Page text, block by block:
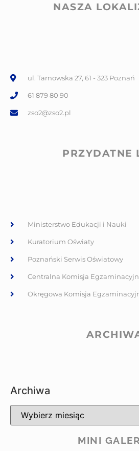
NASZA
ul. Tarnowska 27, 61 - 323 Poznań
61 879 80 90
zso2@zso2.pl
PRZYDATNE
Ministerstwo Edukacji i Nauki
Kuratorium Oświaty
Poznański Serwis Oświatowy
Centralna Komisja
Okręgowa Komisja
Archiwa
MINI